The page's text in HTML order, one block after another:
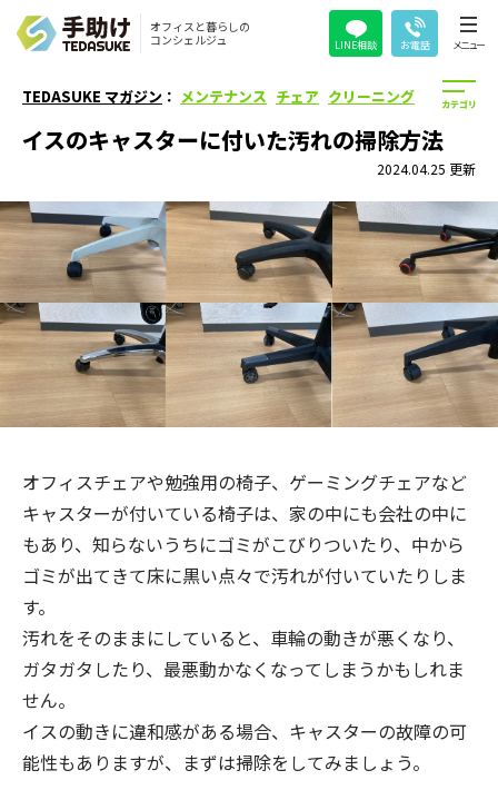
オフィスと暮らしの
コンシェルジュ
LINE相談 お電話 メニュー
TEDASUKE マガジン ： メンテナンス チェア クリーニング
イスのキャスターに付いた汚れの掃除方法
2024.04.25 更新
オフィスチェアや勉強用の椅子、ゲーミングチェアなど
キャスターが付いている椅子は、家の中にも会社の中に
もあり、知らないうちにゴミがこびりついたり、中から
ゴミが出てきて床に黒い点々で汚れが付いていたりしま
す。
汚れをそのままにしていると、車輪の動きが悪くなり、
ガタガタしたり、最悪動かなくなってしまうかもしれま
せん。
イスの動きに違和感がある場合、キャスターの故障の可
能性もありますが、まずは掃除をしてみましょう。